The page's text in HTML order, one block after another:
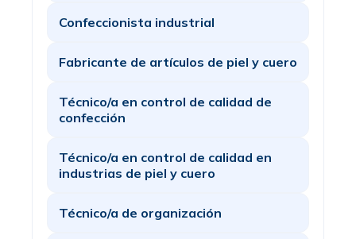
Confeccionista industrial
Fabricante de artículos de piel y cuero
Técnico/a en control de calidad de
confección
Técnico/a en control de calidad en
industrias de piel y cuero
Técnico/a de organización